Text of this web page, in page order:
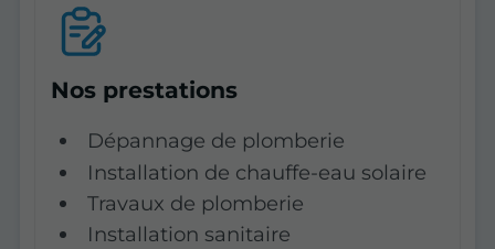
Nos prestations
Dépannage de plomberie
Installation de chauffe-eau solaire
Travaux de plomberie
Installation sanitaire